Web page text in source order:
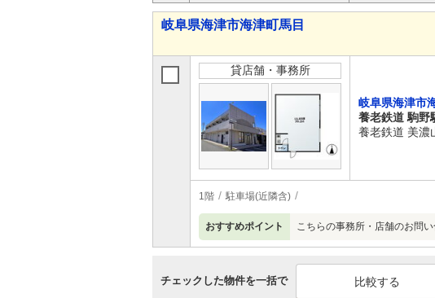
岐阜県海津市海津町馬目
貸店舗・事務所
岐阜県海津市
養老鉄道 駒野
養老鉄道 美濃
1階 駐車場(近隣含)
おすすめポイント こちらの事務所・店舗のお問
チェックした物件を一括で